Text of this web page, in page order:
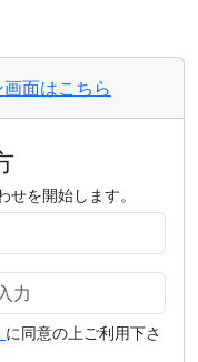
面はこちら
せを開始します。
に同意の上ご利用下さ